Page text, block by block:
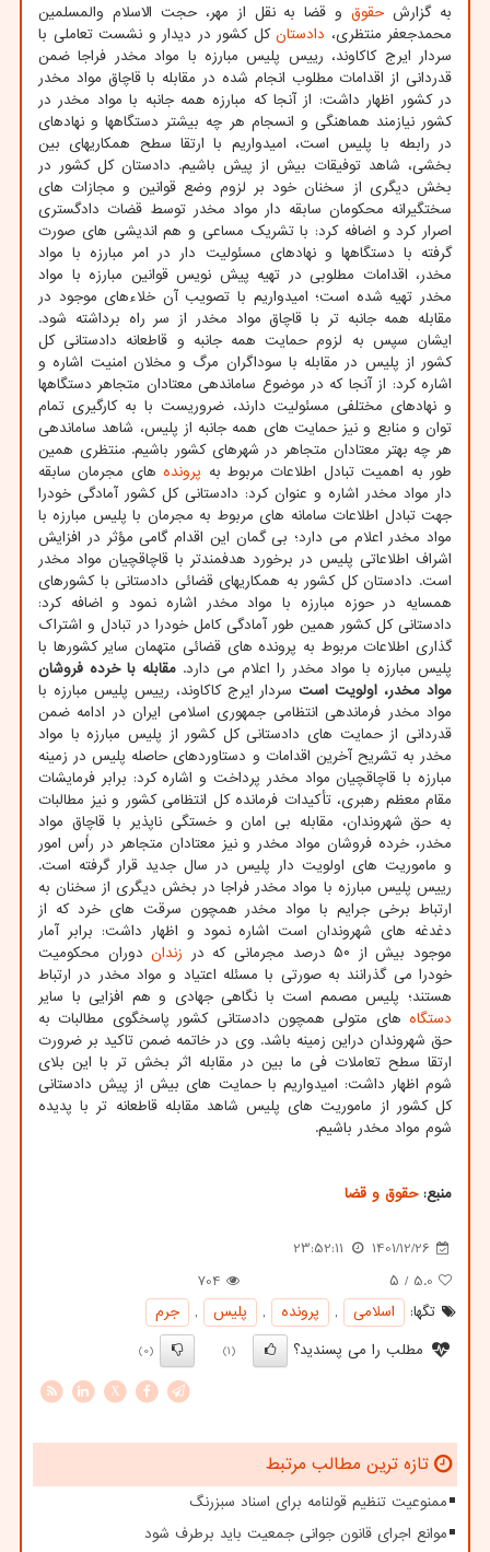
به گزارش حقوقو قضا به نقل از مهر، حجت الاسلام والمسلمین
محمدجعفر منتظری، دادستان کل کشور در دیدار و نشست تعاملی با
سردار ایرج کاکاوند، رییس پلیس مبارزه با مواد مخدر فراجا ضمن
قدردانی از اقدامات مطلوب انجام شده در مقابله با قاچاق مواد مخدر
در کشور اظهار داشت: از آنجا که مبارزه همه جانبه با مواد مخدر در
کشور نیازمند هماهنگی و انسجام هر چه بیشتر دستگاهها و نهادهای
در رابطه با پلیس است، امیدواریم با ارتقا سطح همکاریهای بین
بخشی، شاهد توفیقات بیش از پیش باشیم. دادستان کل کشور در
بخش دیگری از سخنان خود بر لزوم وضع قوانین و مجازات های
سختگیرانه محکومان سابقه دار مواد مخدر توسط قضات دادگستری
اصرار کرد و اضافه کرد: با تشریک مساعی و هم اندیشی های صورت
گرفته با دستگاهها و نهادهای مسئولیت دار در امر مبارزه با مواد
مخدر، اقدامات مطلوبی در تهیه پیش نویس قوانین مبارزه با مواد
مخدر تهیه شده است؛ امیدواریم با تصویب آن خلاءهای موجود در
مقابله همه جانبه تر با قاچاق مواد مخدر از سر راه برداشته شود.
ایشان سپس به لزوم حمایت همه جانبه و قاطعانه دادستانی کل
کشور از پلیس در مقابله با سوداگران مرگ و مخلان امنیت اشاره و
اشاره کرد: از آنجا که در موضوع ساماندهی معتادان متجاهر دستگاهها
و نهادهای مختلفی مسئولیت دارند، ضروریست با به کارگیری تمام
توان و منابع و نیز حمایت های همه جانبه از پلیس، شاهد ساماندهی
هر چه بهتر معتادان متجاهر در شهرهای کشور باشیم. منتظری همین
طور به اهمیت تبادل اطلاعات مربوط به پرونده های مجرمان سابقه
دار مواد مخدر اشاره و عنوان کرد: دادستانی کل کشور آمادگی خودرا
جهت تبادل اطلاعات سامانه های مربوط به مجرمان با پلیس مبارزه با
مواد مخدر اعلام می دارد؛ بی گمان این اقدام گامی مؤثر در افزایش
اشراف اطلاعاتی پلیس در برخورد هدفمندتر با قاچاقچیان مواد مخدر
است. دادستان کل کشور به همکاریهای قضائی دادستانی با کشورهای
همسایه در حوزه مبارزه با مواد مخدر اشاره نمود و اضافه کرد:
دادستانی کل کشور همین طور آمادگی کامل خودرا در تبادل و اشتراک
گذاری اطلاعات مربوط به پرونده های قضائی متهمان سایر کشورها با
پلیس مبارزه با مواد مخدر را اعلام می دارد. مقابله با خرده فروشان
مواد مخدر، اولویت استسردار ایرج کاکاوند، رییس پلیس مبارزه با
مواد مخدر فرماندهی انتظامی جمهوری اسلامی ایران در ادامه ضمن
قدردانی از حمایت های دادستانی کل کشور از پلیس مبارزه با مواد
مخدر به تشریح آخرین اقدامات و دستاوردهای حاصله پلیس در زمینه
مبارزه با قاچاقچیان مواد مخدر پرداخت و اشاره کرد: برابر فرمایشات
مقام معظم رهبری، تأکیدات فرمانده کل انتظامی کشور و نیز مطالبات
به حق شهروندان، مقابله بی امان و خستگی ناپذیر با قاچاق مواد
مخدر، خرده فروشان مواد مخدر و نیز معتادان متجاهر در راًس امور
و ماموریت های اولویت دار پلیس در سال جدید قرار گرفته است.
رییس پلیس مبارزه با مواد مخدر فراجا در بخش دیگری از سخنان به
ارتباط برخی جرایم با مواد مخدر همچون سرقت های خرد که از
دغدغه های شهروندان است اشاره نمود و اظهار داشت: برابر آمار
موجود بیش از ۵۰ درصد مجرمانی که در
زنداندوران محکومیت
خودرا می گذرانند به صورتی با مسئله اعتیاد و مواد مخدر در ارتباط
هستند؛ پلیس مصمم است با نگاهی جهادی و هم افزایی با سایر
دستگاه های متولی همچون دادستانی کشور پاسخگوی مطالبات به
حق شهروندان دراین زمینه باشد. وی در خاتمه ضمن تاکید بر ضرورت
ارتقا سطح تعاملات فی ما بین در مقابله اثر بخش تر با این بلای
شوم اظهار داشت: امیدواریم با حمایت های بیش از پیش دادستانی
کل کشور از ماموریت های پلیس شاهد مقابله قاطعانه تر با پدیده
شوم مواد مخدر باشیم.
منبع:حقوق و قضا
1401/12/26
23:52:11
5.0 / ۵
704
تگها:
اسلامی , پرونده , پلیس ,
جرم
مطلب را می پسندید؟
(1)
(0)
X
تازه ترین مطالب مرتبط
ممنوعیت تنظیم قولنامه برای اسناد سبزرنگ
موانع اجرای قانون جوانی جمعیت باید برطرف شود